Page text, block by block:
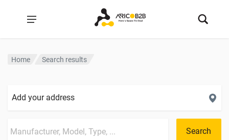
Home Search results
Add your address
Search